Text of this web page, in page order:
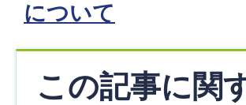
について
この記事に関